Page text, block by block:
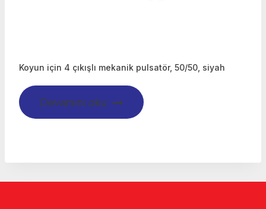
Koyun için 4 çıkışlı mekanik pulsatör, 50/50, siyah
Devamını oku